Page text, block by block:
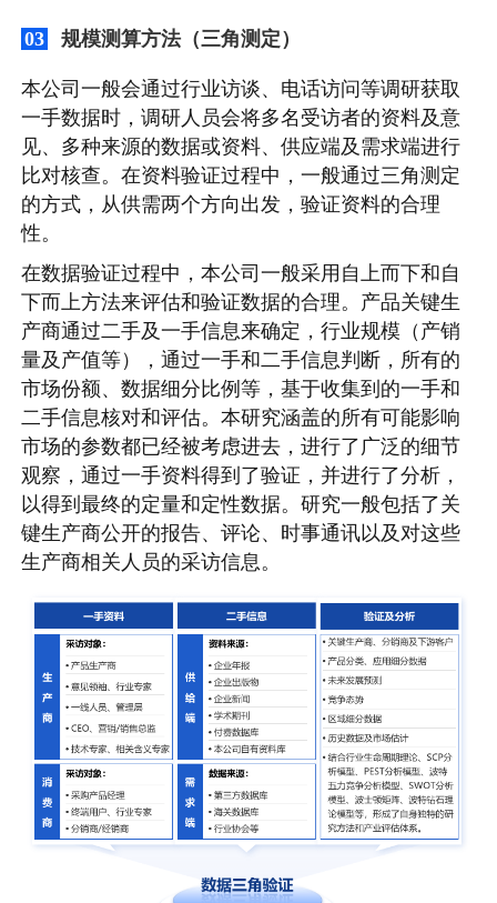
03 规模测算方法（三角测定）
本公司一般会通过行业访谈、电话访问等调研获取
一手数据时，调研人员会将多名受访者的资料及意
见、多种来源的数据或资料、供应端及需求端进行
比对核查。在资料验证过程中，一般通过三角测定
的方式，从供需两个方向出发，验证资料的合理
性。
在数据验证过程中，本公司一般采用自上而下和自
下而上方法来评估和验证数据的合理。产品关键生
产商通过二手及一手信息来确定，行业规模（产销
量及产值等），通过一手和二手信息判断，所有的
市场份额、数据细分比例等，基于收集到的一手和
二手信息核对和评估。本研究涵盖的所有可能影响
市场的参数都已经被考虑进去，进行了广泛的细节
观察，通过一手资料得到了验证，并进行了分析，
以得到最终的定量和定性数据。研究一般包括了关
键生产商公开的报告、评论、时事通讯以及对这些
生产商相关人员的采访信息。